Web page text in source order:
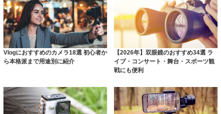
Vlogにおすすめのカメラ18選 初心者か
ら本格派まで用途別に紹介
【2026年】双眼鏡のおすすめ34選 ラ
イブ・コンサート・舞台・スポーツ観
戦にも便利